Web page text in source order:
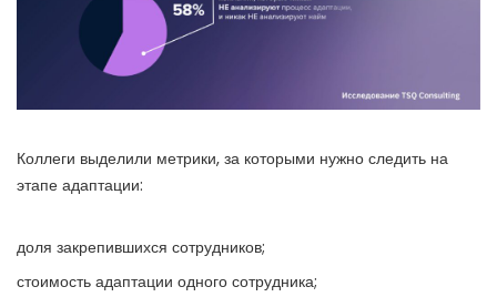
Коллеги выделили метрики, за которыми нужно следить на
этапе адаптации:
доля закрепившихся сотрудников;
стоимость адаптации одного сотрудника;